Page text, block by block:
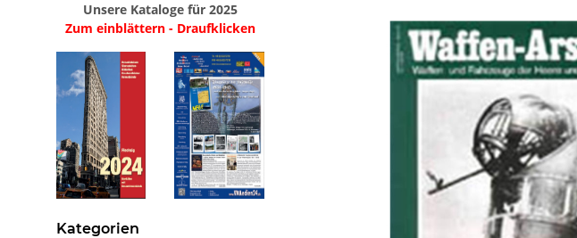
Unsere Kataloge für 2025
Zum einblättern - Draufklicken
Kategorien